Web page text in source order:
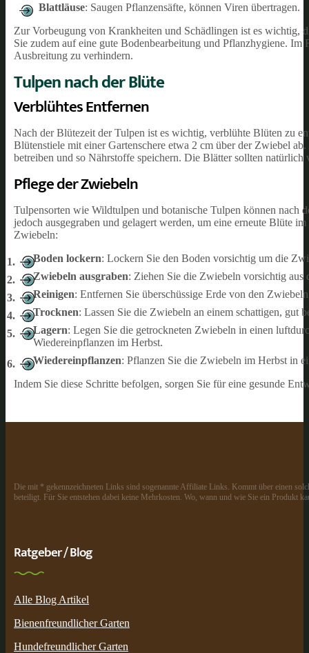
Blattläuse: Saugen Pflanzensäfte, können Viren übertragen.
Zur Vorbeugung von Krankheiten und Schädlingen ist es wichtig,
Sie zudem auf eine gute Bodenbearbeitung und Pflanzhygiene.
Ausbreitung zu verhindern.
Tulpen nach der Blüte
Verblühtes Entfernen
Nach der Blütezeit der Tulpen ist es wichtig, verblühte Blüten zu
Blütenstiele mit einer Gartenschere etwa 2 cm über der Zwiebel
betreiben und so Nährstoffe speichern. Die Blätter sollten
Pflege der Zwiebeln
Tulpensorten wie Wildtulpen und botanische Tulpen können
jedoch ausgegraben und gelagert werden, um eine erneute Blüte
Zwiebeln:
Boden lockern: Lockern Sie den Boden vorsichtig um die
Zwiebeln ausgraben: Ziehen Sie die Zwiebeln vorsichtig aus
Reinigen: Entfernen Sie überschüssige Erde von den
Trocknen: Lassen Sie die Zwiebeln an einem schattigen, gut
Lagern: Legen Sie die getrockneten Zwiebeln in einen
Wiedereinpflanzen im Herbst.
Wiedereinpflanzen: Pflanzen Sie die Zwiebeln im Herbst in
Indem Sie diese Schritte befolgen, sorgen Sie für eine gesunde
Die mit * gekennzeichneten Links sind sogenannte Affiliate Links. Kommt über einen
beteiligt. Für Sie entstehen dabei keine Mehrkosten. Wo, wann und wie Sie ein Produkt
Ratgeber / Blog
Alle Blog Artikel
Bienenfreundlicher Garten
Hundefreundlicher Garten